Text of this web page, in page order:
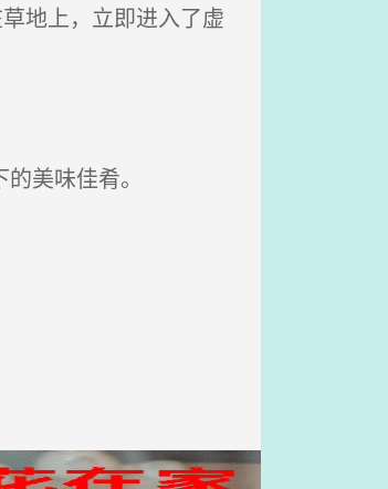
地上，立即进入了虚
美味佳肴。